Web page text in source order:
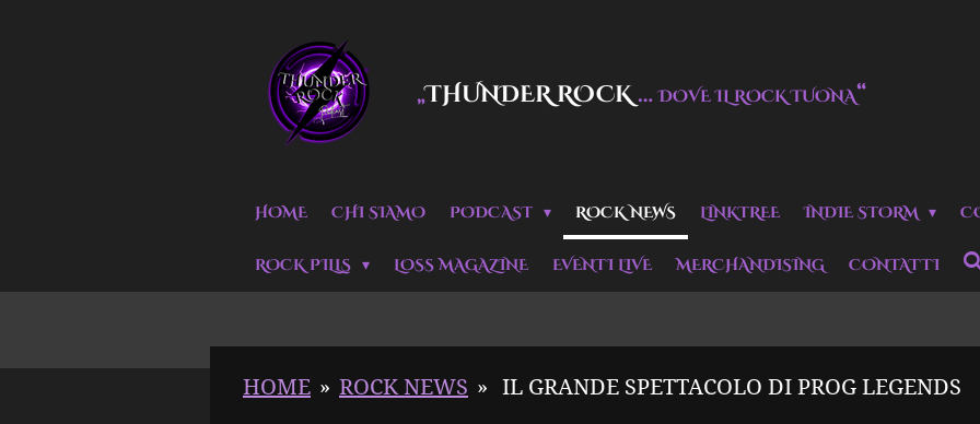
„THUNDER ROCK…DOVE IL ROCK TUONA“
HOME CHI SIAMO PODCAST ROCK NEWS LINKTREE INDIE STORM
ROCK PILLS LOSS MAGAZINE EVENTI LIVE MERCHANDISING CONTATTI
HOME » ROCK NEWS » IL GRANDE SPETTACOLO DI PROG LEGENDS